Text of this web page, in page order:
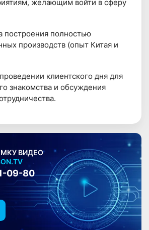
желающим войти в сферу
построения полностью
производств (опыт Китая и
клиентского дня для
знакомства и обсуждения
ВИДЕО
09-80